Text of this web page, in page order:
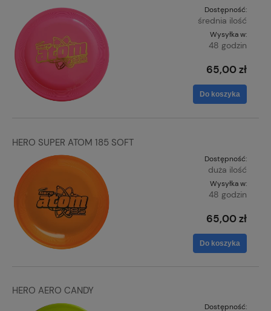
Dostępność:
średnia ilość
Wysyłka w:
48 godzin
65,00 zł
Do koszyka
HERO SUPER ATOM 185 SOFT
Dostępność:
duża ilość
Wysyłka w:
48 godzin
65,00 zł
Do koszyka
HERO AERO CANDY
Dostępność: